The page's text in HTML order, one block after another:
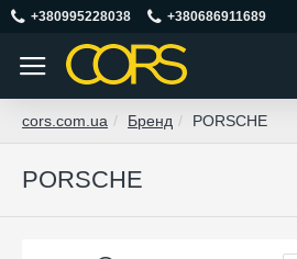
+380995228038 +380686911689
cors.com.ua Бренд PORSCHE
PORSCHE